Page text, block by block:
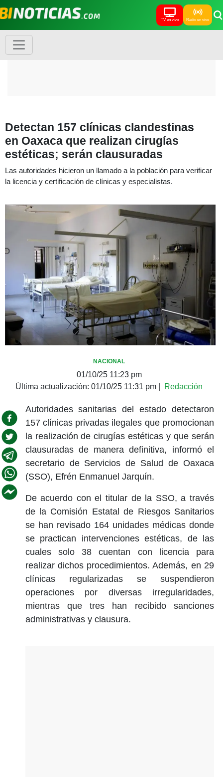
TV en vivo Radio en vivo
Detectan 157 clínicas clandestinas
en Oaxaca que realizan cirugías
estéticas; serán clausuradas
Las autoridades hicieron un llamado a la población para verificar
la licencia y certificación de clínicas y especialistas.
NACIONAL
01/10/25 11:23 pm
Última actualización: 01/10/25 11:31 pm Redacción
Autoridades sanitarias del estado detectaron
157 clínicas privadas ilegales que promocionan
la realización de cirugías estéticas y que serán
clausuradas de manera definitiva, informó el
secretario de Servicios de Salud de Oaxaca
(SSO), Efrén Enmanuel Jarquín.
De acuerdo con el titular de la SSO, a través
de la Comisión Estatal de Riesgos Sanitarios
se han revisado 164 unidades médicas donde
se practican intervenciones estéticas, de las
cuales solo 38 cuentan con licencia para
realizar dichos procedimientos. Además, en 29
clínicas regularizadas se suspendieron
operaciones por diversas irregularidades,
mientras que tres han recibido sanciones
administrativas y clausura.